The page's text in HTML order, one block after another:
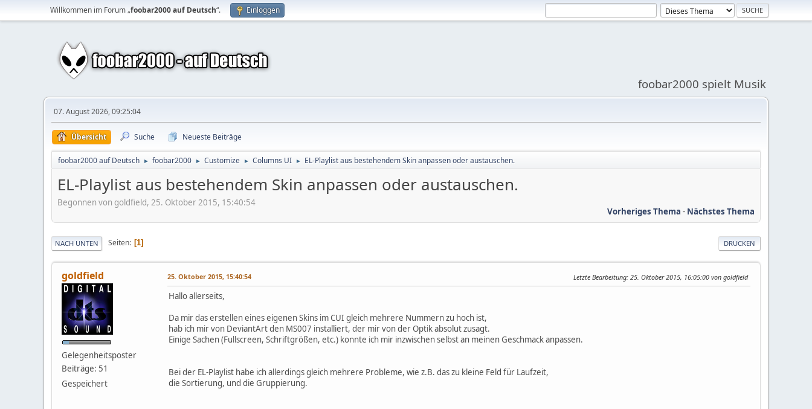
Willkommen im Forum „foobar2000 auf Deutsch“. Einloggen
foobar2000 spielt Musik
07. August 2026, 09:25:04
Übersicht Suche Neueste Beiträge
foobar2000 auf Deutsch ► foobar2000 ► Customize ► Columns UI ► EL-Playlist aus bestehendem Skin anpassen oder austauschen.
EL-Playlist aus bestehendem Skin anpassen oder austauschen.
Begonnen von goldfield, 25. Oktober 2015, 15:40:54
Vorheriges Thema - Nächstes Thema
DRUCKEN
NACH UNTEN Seiten 1
goldfield
Gelegenheitsposter
Beiträge: 51
Gespeichert
25. Oktober 2015, 15:40:54 Letzte Bearbeitung: 25. Oktober 2015, 16:05:00 von goldfield
Hallo allerseits,
Da mir das erstellen eines eigenen Skins im CUI gleich mehrere Nummern zu hoch ist,
hab ich mir von DeviantArt den MS007 installiert, der mir von der Optik absolut zusagt.
Einige Sachen (Fullscreen, Schriftgrößen, etc.) konnte ich mir inzwischen selbst an meinen Geschmack anpassen.
Bei der EL-Playlist habe ich allerdings gleich mehrere Probleme, wie z.B. das zu kleine Feld für Laufzeit,
die Sortierung, und die Gruppierung.